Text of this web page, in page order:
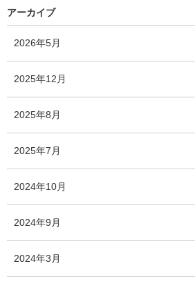
アーカイブ
2026年5月
リ
ー
2025年12月
ー
2025年8月
ー
数
2025年7月
リ
ー
2024年10月
ー
2024年9月
ー
2024年3月